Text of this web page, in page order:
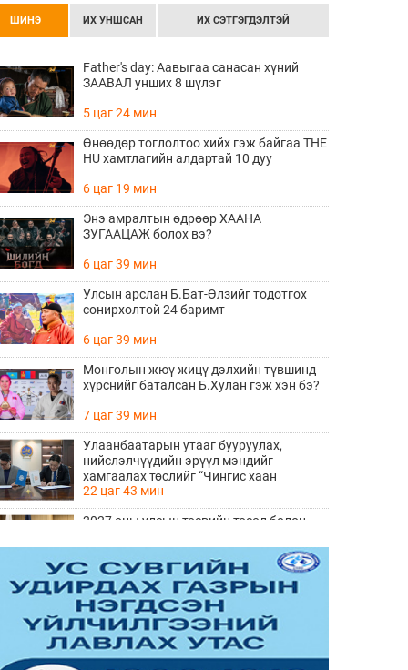
ШИНЭ ИХ УНШСАН ИХ СЭТГЭГДЭЛТЭЙ
Father's day: Аавыгаа санасан хүний
ЗААВАЛ унших 8 шүлэг
5 цаг 24 мин
Өнөөдөр тоглолтоо хийх гэж байгаа THE
HU хамтлагийн алдартай 10 дуу
6 цаг 19 мин
Энэ амралтын өдрөөр ХААНА
ЗУГААЦАЖ болох вэ?
6 цаг 39 мин
Улсын арслан Б.Бат-Өлзийг тодотгох
сонирхолтой 24 баримт
6 цаг 39 мин
Монголын жюү жицү дэлхийн түвшинд
хүрснийг баталсан Б.Хулан гэж хэн бэ?
7 цаг 39 мин
Улаанбаатарын утааг бууруулах,
нийслэлчүүдийн эрүүл мэндийг
хамгаалах төслийг “Чингис хаан
баялгийн сан нэгдэл” ХХК-тай хамтран
хэрэгжүүлнэ
22 цаг 43 мин
2027 оны улсын төсвийн төсөл болон
олон нийтийн хэлэлцүүлэг боллоо
23 цаг 1 мин
Нийгмийн даатгалын сангийн хөрөнгө
7.6 тэрбум төгрөгөөр арвижлаа
23 цаг 21 мин